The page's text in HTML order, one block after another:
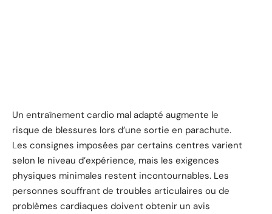
Un entraînement cardio mal adapté augmente le
risque de blessures lors d’une sortie en parachute.
Les consignes imposées par certains centres varient
selon le niveau d’expérience, mais les exigences
physiques minimales restent incontournables. Les
personnes souffrant de troubles articulaires ou de
problèmes cardiaques doivent obtenir un avis